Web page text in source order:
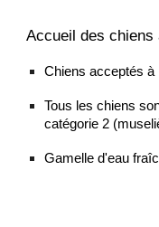
Accueil des chiens
Chiens acceptés à
Tous les chiens
catégorie 2
Gamelle d'eau